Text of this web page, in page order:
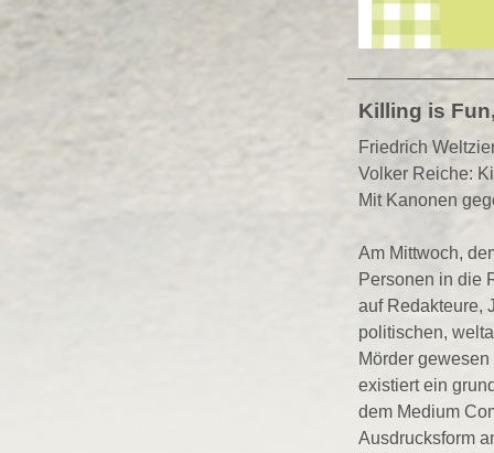
Killing is
Friedrich
Volker Reiche:
Mit Kanonen
Am Mittwoch,
Personen in die
auf Redakteure,
politischen,
Mörder
existiert ein
dem Medium
Ausdrucksform